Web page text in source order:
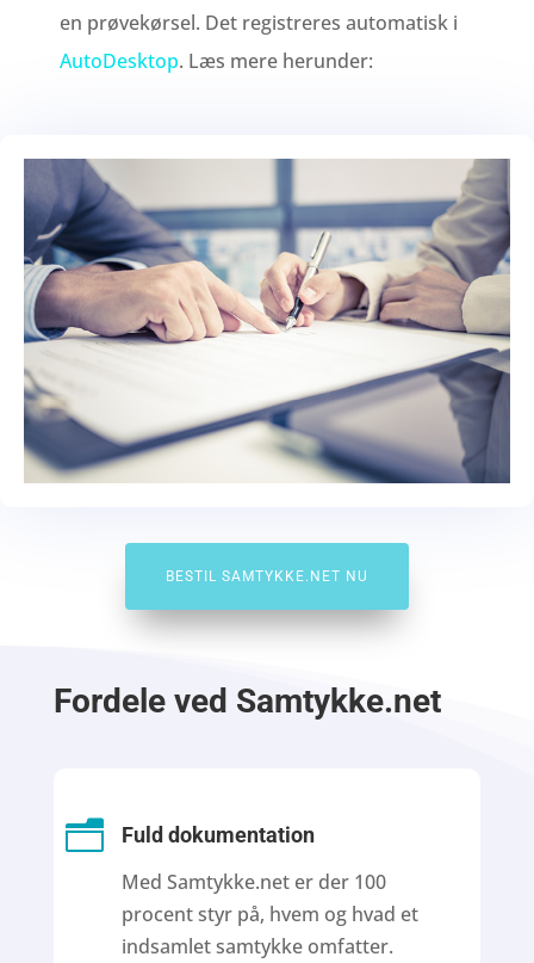
en prøvekørsel. Det registreres automatisk i
AutoDesktop. Læs mere herunder:
BESTIL SAMTYKKE.NET NU
Fordele ved Samtykke.net
n Fuld dokumentation
Med Samtykke.net er der 100
procentstyr på, hvem og hvad et
indsamlet samtykke omfatter.